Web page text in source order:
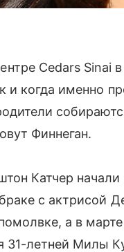
Cedars Sinai
и когда именно
Финнеган.
Катчер начали
с актрисой
а в
31-летней Милы